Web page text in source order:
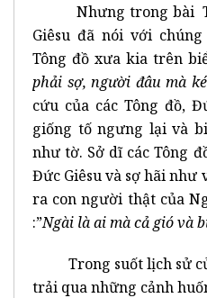
Nhưng trong bài
Giêsu đã nói với
Tông đồ xưa kia trên
phải sợ, người đâu mà
cứu của các Tông đồ,
giống tố ngưng lại và
như tờ. Sở dĩ các Tông
Đức Giêsu và sợ hãi như
ra con người thật của
:”Ngài là ai mà cả gió và
Trong suốt lịch sử
trải qua những cảnh